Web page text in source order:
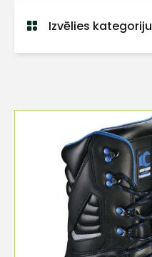
Izvēlies kategoriju